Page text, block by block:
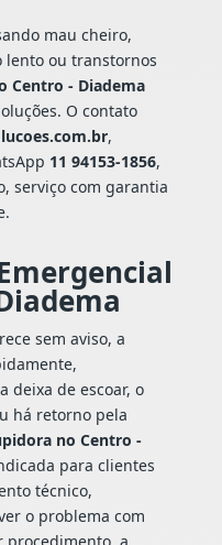
mau cheiro,
lento ou transtornos
Centro - Diadema
O contato
,
11 94153-1856,
serviço com garantia
sem aviso, a
deixa de escoar, o
há retorno pela
no Centro -
para clientes
técnico,
o problema com
procedimento, a